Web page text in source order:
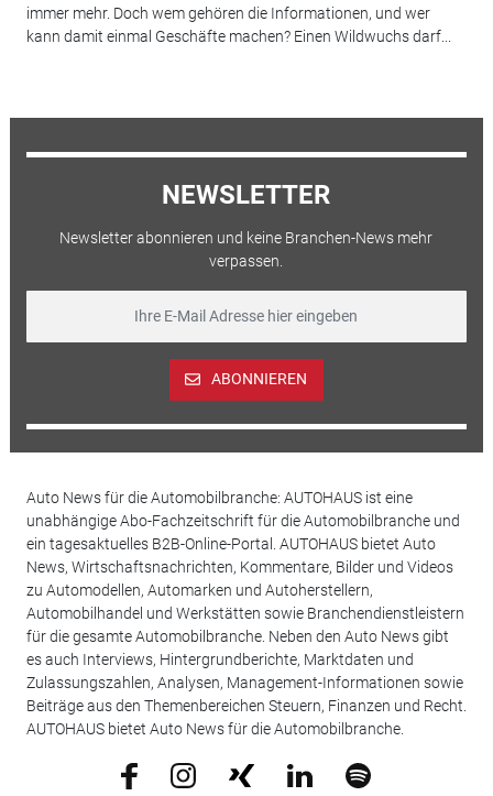
immer mehr. Doch wem gehören die Informationen, und wer
kann damit einmal Geschäfte machen? Einen Wildwuchs darf...
NEWSLETTER
Newsletter abonnieren und keine Branchen-News mehr
verpassen.
ABONNIEREN
Auto News für die Automobilbranche: AUTOHAUS ist eine
unabhängige Abo-Fachzeitschrift für die Automobilbranche und
ein tagesaktuelles B2B-Online-Portal. AUTOHAUS bietet Auto
News, Wirtschaftsnachrichten, Kommentare, Bilder und Videos
zu Automodellen, Automarken und Autoherstellern,
Automobilhandel und Werkstätten sowie Branchendienstleistern
für die gesamte Automobilbranche. Neben den Auto News gibt
es auch Interviews, Hintergrundberichte, Marktdaten und
Zulassungszahlen, Analysen, Management-Informationen sowie
Beiträge aus den Themenbereichen Steuern, Finanzen und Recht.
AUTOHAUS bietet Auto News für die Automobilbranche.